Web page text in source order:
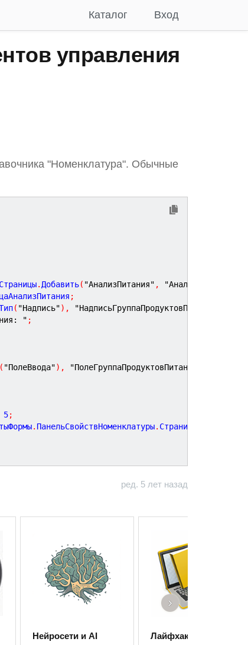
Вход
Каталог
управления
"Номенклатура". Обычные
Страницы. Добавить( "АнализПитания" , "Анализ питания"
;
( "Надпись") , "НадписьГруппаПродуктовПитания"
" ;
"ПолеВвода") , "ПолеГруппаПродуктовПитания"
5;
. ПанельСвойствНоменклатуры. Страницы
ред. 5 лет назад
Нейросети и AI Лайфхаки 1С
›